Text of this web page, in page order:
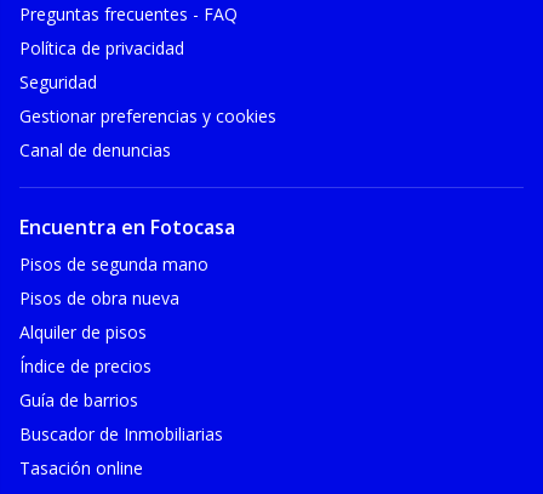
Preguntas frecuentes - FAQ
Política de privacidad
Seguridad
Gestionar preferencias y cookies
Canal de denuncias
Encuentra en Fotocasa
Pisos de segunda mano
Pisos de obra nueva
Alquiler de pisos
Índice de precios
Guía de barrios
Buscador de Inmobiliarias
Tasación online